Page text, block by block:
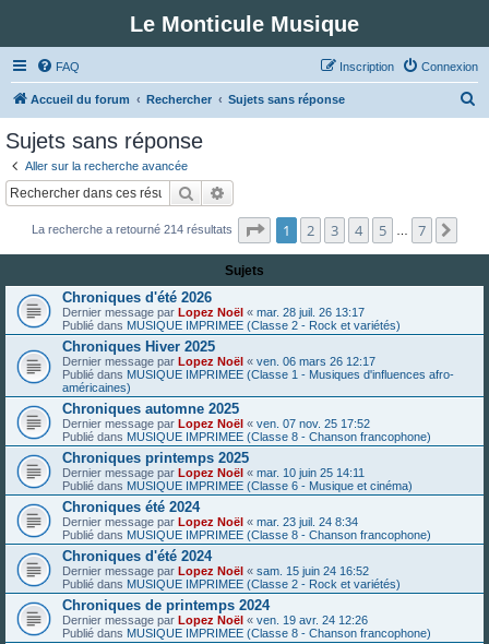
Le Monticule Musique
FAQ Connexion
Inscription
Accueil du forum Rechercher Sujets sans réponse
c
r
Sujets sans réponse
Aller sur la recherche avancée
Rechercher
La recherche a retourné 214 résultats Page sur7
1 2 3 4 5 7
Sujets
Chroniques d'été 2026
Dernier message par Lopez Noël « mar. 28 juil. 26 13:17
Publié dans MUSIQUE IMPRIMEE (Classe 2 - Rock et variétés)
Chroniques Hiver 2025
Dernier message par Lopez Noël « ven. 06 mars 26 12:17
Publié dans MUSIQUE IMPRIMEE (Classe 1 - Musiques d'influences afro-
américaines)
Chroniques automne 2025
Dernier message par Lopez Noël « ven. 07 nov. 25 17:52
Publié dans MUSIQUE IMPRIMEE (Classe 8 - Chanson francophone)
Chroniques printemps 2025
Dernier message par Lopez Noël « mar. 10 juin 25 14:11
Publié dans MUSIQUE IMPRIMEE (Classe 6 - Musique et cinéma)
Chroniques été 2024
Dernier message par Lopez Noël « mar. 23 juil. 24 8:34
Publié dans MUSIQUE IMPRIMEE (Classe 8 - Chanson francophone)
Chroniques d'été 2024
Dernier message par Lopez Noël « sam. 15 juin 24 16:52
Publié dans MUSIQUE IMPRIMEE (Classe 2 - Rock et variétés)
Chroniques de printemps 2024
Dernier message par Lopez Noël « ven. 19 avr. 24 12:26
Publié dans MUSIQUE IMPRIMEE (Classe 8 - Chanson francophone)